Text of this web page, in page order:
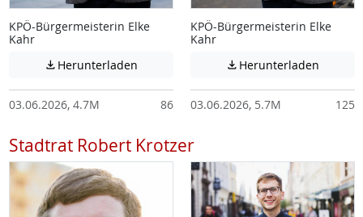
KPÖ-Bürgermeisterin Elke
Kahr
 Herunterladen Achtung: Diese Datei enthält unter
03.06.2026, 4.7M 86
KPÖ-Bürgermeisterin Elke
Kahr
 Herunterladen
03.06.2026, 5.7M 125
Stadtrat Robert Krotzer